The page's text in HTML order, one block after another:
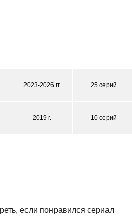
2023-2026 гг. 25 серий
2019 г. 10 серий
если понравился сериал